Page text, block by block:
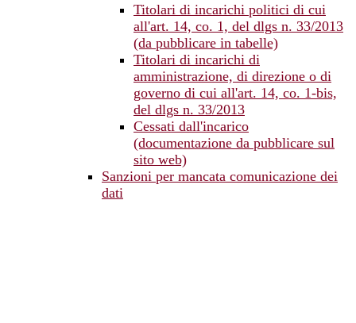
Titolari di incarichi politici di cui
all'art. 14, co. 1, del dlgs n. 33/2013
(da pubblicare in tabelle)
Titolari di incarichi di
amministrazione, di direzione o di
governo di cui all'art. 14, co. 1-bis,
del dlgs n. 33/2013
Cessati dall'incarico
(documentazione da pubblicare sul
sito web)
Sanzioni per mancata comunicazione dei
dati